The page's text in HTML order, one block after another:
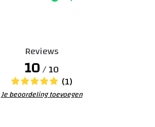
Reviews
10/ 10
(1)
Je beoordeling toevoegen